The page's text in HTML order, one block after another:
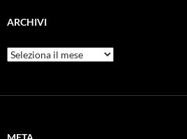
ARCHIVI
Archivi